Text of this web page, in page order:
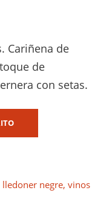
Cariñena de
de
con setas.
lledoner negre, vinos